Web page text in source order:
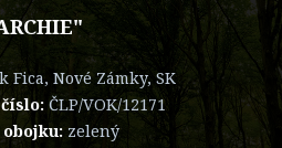
Fica, Nové Zámky, SK
ČLP/VOK/12171
zelený